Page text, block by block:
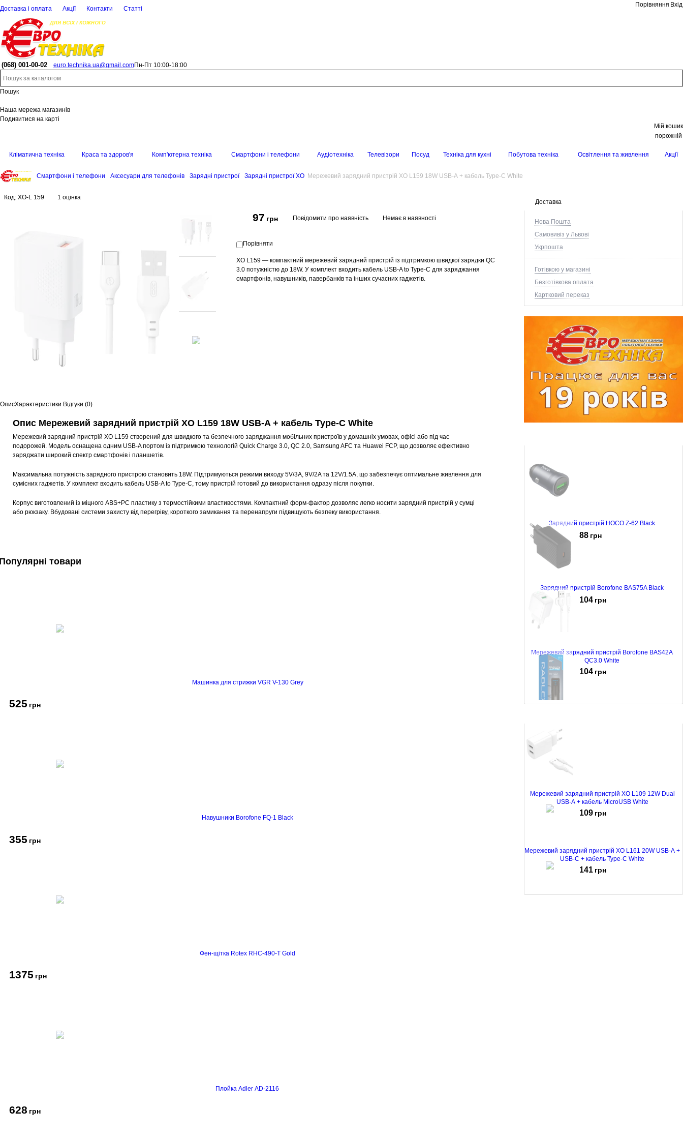
Доставка і оплата Акції Контакти Статті
Порівняння Вхід
(068) 001-00-02 euro.technika.ua@gmail.comПн-Пт 10:00-18:00
Пошук
Наша мережа магазинів
Подивитися на карті
Мій кошик
порожній
Кліматична техніка Краса та здоров'я Комп'ютерна техніка Смартфони і телефони Аудіотехніка Телевізори Посуд Техніка для кухні Побутова техніка Освітлення та живлення Акції
Смартфони і телефони Аксесуари для телефонів Зарядні пристрої Зарядні пристрої XO Мережевий зарядний пристрій XO L159 18W USB-A + кабель Type-C White
Доставка
Нова Пошта
Самовивіз у Львові
Укрпошта
Готівкою у магазині
Безготівкова оплата
Картковий переказ
Зарядний пристрій HOCO Z-62 Black
88 грн
Зарядний пристрій Borofone BAS75A Black
104 грн
Мережевий зарядний пристрій Borofone BAS42A
QC3.0 White
104 грн
Мережевий зарядний пристрій XO L109 12W Dual
USB-A + кабель MicroUSB White
109 грн
Мережевий зарядний пристрій XO L161 20W USB-A +
USB-C + кабель Type-C White
141 грн
Код: XO-L 159 1 оцінка
97 грн Повідомити про наявність Немає в наявності
Порівняти
XO L159 — компактний мережевий зарядний пристрій із підтримкою швидкої зарядки QC
3.0 потужністю до 18W. У комплект входить кабель USB-A to Type-C для заряджання
смартфонів, навушників, павербанків та інших сучасних гаджетів.
ОписХарактеристики Відгуки (0)
Опис Мережевий зарядний пристрій XO L159 18W USB-A + кабель Type-C White
Мережевий зарядний пристрій XO L159 створений для швидкого та безпечного заряджання мобільних пристроїв у домашніх умовах, офісі або під час
подорожей. Модель оснащена одним USB-A портом із підтримкою технологій Quick Charge 3.0, QC 2.0, Samsung AFC та Huawei FCP, що дозволяє ефективно
заряджати широкий спектр смартфонів і планшетів.
Максимальна потужність зарядного пристрою становить 18W. Підтримуються режими виходу 5V/3A, 9V/2A та 12V/1.5A, що забезпечує оптимальне живлення для
сумісних гаджетів. У комплект входить кабель USB-A to Type-C, тому пристрій готовий до використання одразу після покупки.
Корпус виготовлений із міцного ABS+PC пластику з термостійкими властивостями. Компактний форм-фактор дозволяє легко носити зарядний пристрій у сумці
або рюкзаку. Вбудовані системи захисту від перегріву, короткого замикання та перенапруги підвищують безпеку використання.
товари
Машинка для стрижки VGR V-130 Grey
525 грн
Навушники Borofone FQ-1 Black
355 грн
Фен-щітка Rotex RHC-490-T Gold
1375 грн
Плойка Adler AD-2116
628 грн